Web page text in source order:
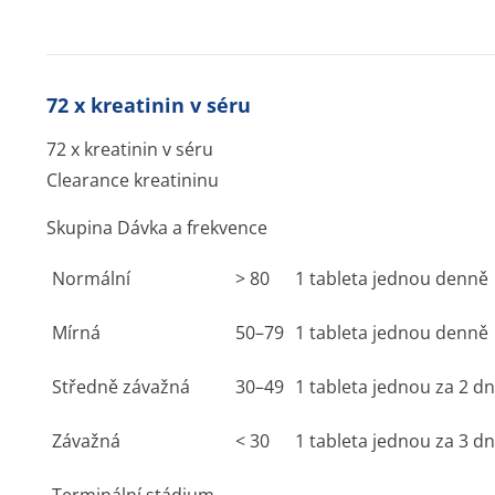
72 x kreatinin v séru
72 x kreatinin v séru
Clearance kreatininu
Skupina Dávka a frekvence
Normální > 80 1 tableta jednou denně
Mírná 50–79 1 tableta jednou denně
Středně závažná 30–49 1 tableta jednou za 2
Závažná < 30 1 tableta jednou za 3